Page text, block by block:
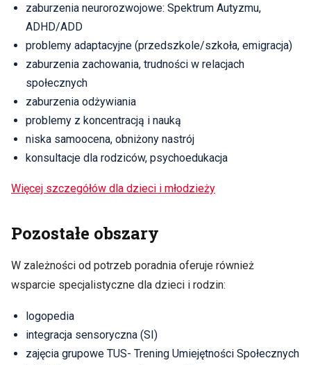
zaburzenia neurorozwojowe: Spektrum Autyzmu,
ADHD/ADD
problemy adaptacyjne (przedszkole/szkoła, emigracja)
zaburzenia zachowania, trudności w relacjach
społecznych
zaburzenia odżywiania
problemy z koncentracją i nauką
niska samoocena, obniżony nastrój
konsultacje dla rodziców, psychoedukacja
Więcej szczegółów dla dzieci i młodzieży
Pozostałe obszary
W zależności od potrzeb poradnia oferuje również
wsparcie specjalistyczne dla dzieci i rodzin:
logopedia
integracja sensoryczna (SI)
zajęcia grupowe TUS- Trening Umiejętności Społecznych